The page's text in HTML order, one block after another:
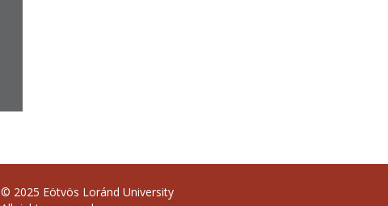
© 2025 Eötvös Loránd University